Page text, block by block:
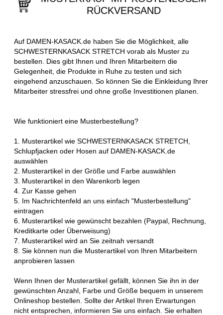
RÜCKVERSAND
Auf DAMEN-KASACK.de haben Sie die Möglichkeit, alle
SCHWESTERNKASACK STRETCH vorab als Muster zu
bestellen. Dies gibt Ihnen und Ihren Mitarbeitern die
Gelegenheit, die Produkte in Ruhe zu testen und sich
eingehend anzuschauen. So können Sie die Einkleidung Ihrer
Mitarbeiter stressfrei und ohne große Investitionen planen.
Wie funktioniert eine Musterbestellung?
1. Musterartikel wie SCHWESTERNKASACK STRETCH,
Schlupfjacken oder Hosen auf DAMEN-KASACK.de
auswählen
2. Musterartikel in der Größe und Farbe auswählen
3. Musterartikel in den Warenkorb legen
4. Zur Kasse gehen
5. Im Nachrichtenfeld an uns einfach "Musterbestellung"
eintragen
6. Musterartikel wie gewünscht bezahlen (Paypal, Rechnung,
Kreditkarte oder Überweisung)
7. Musterartikel wird an Sie zeitnah versandt
8. Sie können nun die Musterartikel von Ihren Mitarbeitern
anprobieren lassen
Wenn Ihnen der Musterartikel gefällt, können Sie ihn in der
gewünschten Anzahl, Farbe und Größe bequem in unserem
Onlineshop bestellen. Sollte der Artikel Ihren Erwartungen
nicht entsprechen, informieren Sie uns einfach. Sie erhalten